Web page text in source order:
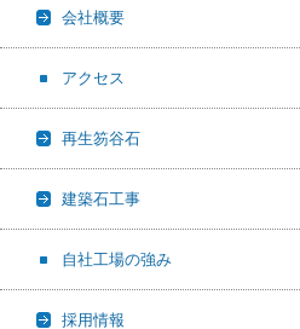
会社概要
アクセス
再生笏谷石
建築石工事
自社工場の強み
採用情報